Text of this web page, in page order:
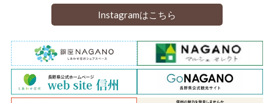
Instagramはこちら